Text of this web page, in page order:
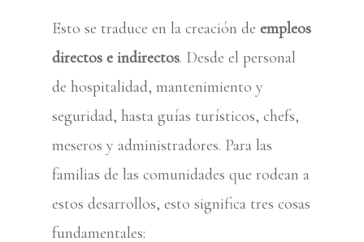
Esto se traduce en la creación de empleos
directos e indirectos. Desde el personal
de hospitalidad, mantenimiento y
seguridad, hasta guías turísticos, chefs,
meseros y administradores. Para las
familias de las comunidades que rodean a
estos desarrollos, esto significa tres cosas
fundamentales: